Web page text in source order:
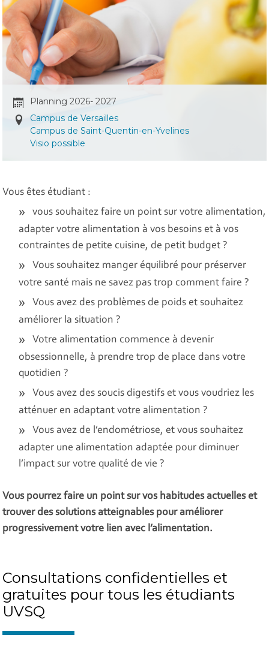
Planning 2026- 2027
Campus de Versailles
Campus de Saint-Quentin-en-Yvelines
Visio possible
Vous êtes étudiant :
vous souhaitez faire un point sur votre alimentation,
adapter votre alimentation à vos besoins et à vos
contraintes de petite cuisine, de petit budget ?
Vous souhaitez manger équilibré pour préserver
votre santé mais ne savez pas trop comment faire ?
Vous avez des problèmes de poids et souhaitez
améliorer la situation ?
Votre alimentation commence à devenir
obsessionnelle, à prendre trop de place dans votre
quotidien ?
Vous avez des soucis digestifs et vous voudriez les
atténuer en adaptant votre alimentation ?
Vous avez de l’endométriose, et vous souhaitez
adapter une alimentation adaptée pour diminuer
l’impact sur votre qualité de vie ?
Vous pourrez faire un point sur vos habitudes actuelles et
trouver des solutions atteignables pour améliorer
progressivement votre lien avec l’alimentation.
Consultations confidentielles et
gratuites pour tous les étudiants
UVSQ